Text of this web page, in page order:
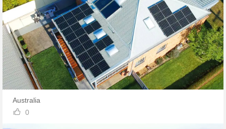
Australia
 0